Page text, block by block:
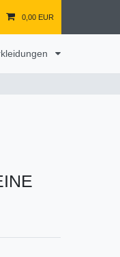
0,00 EUR